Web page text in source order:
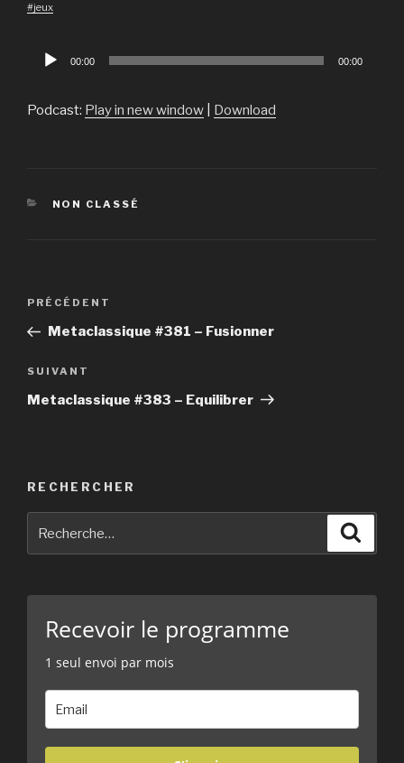
#jeux
Lecteur
00:00 00:00
Podcast: Play in new window Download
CATÉGORIES
NON CLASSÉ
Navigation
l’article
Article
précédent
PRÉCÉDENT
Metaclassique #381 – Fusionner
Article
suivant
SUIVANT
Metaclassique #383 – Equilibrer
RECHERCHER
Recevoir le programme
1 seul envoi par mois